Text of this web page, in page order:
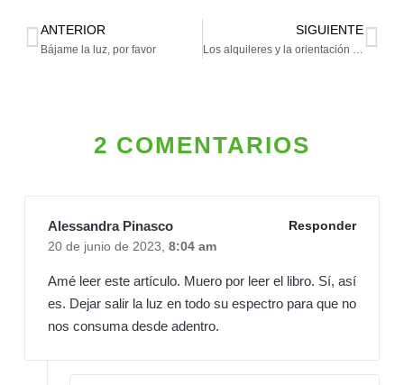
ANTERIOR
Bájame la luz, por favor
SIGUIENTE
Los alquileres y la orientación sexual
2 COMENTARIOS
Alessandra Pinasco
Responder
20 de junio de 2023, 8:04 am
Amé leer este artículo. Muero por leer el libro. Sí, así
es. Dejar salir la luz en todo su espectro para que no
nos consuma desde adentro.